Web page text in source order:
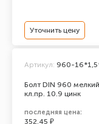
Уточнить цену
Болт DIN 960
кл.пр. 10.9 цинк
Артикул: 960-
последняя цена:
352.45 ₽